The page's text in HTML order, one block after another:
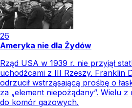
26
Ameryka nie dla Żydów
Rząd USA w 1939 r. nie przyjął
uchodźcami z III Rzeszy. Franklin
odrzucił wstrząsającą prośbę o
za „element niepożądany”. Wielu
do komór gazowych.